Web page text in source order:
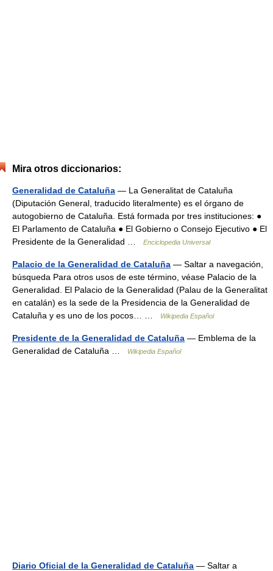
Mira otros diccionarios:
Generalidad de Cataluña — La Generalitat de Cataluña
(Diputación General, traducido literalmente) es el órgano de
autogobierno de Cataluña. Está formada por tres instituciones: ●
El Parlamento de Cataluña ● El Gobierno o Consejo Ejecutivo ● El
Presidente de la Generalidad …
Enciclopedia Universal
Palacio de la Generalidad de Cataluña — Saltar a navegación,
búsqueda Para otros usos de este término, véase Palacio de la
Generalidad. El Palacio de la Generalidad (Palau de la Generalitat
en catalán) es la sede de la Presidencia de la Generalidad de
Cataluña y es uno de los pocos… …
Wikipedia Español
Presidente de la Generalidad de Cataluña — Emblema de la
Generalidad de Cataluña …
Wikipedia Español
Diario Oficial de la Generalidad de Cataluña — Saltar a